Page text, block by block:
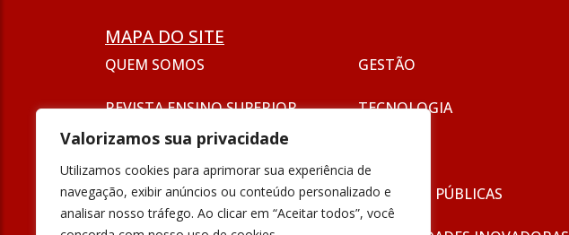
Valorizamos sua privacidade
Utilizamos cookies para aprimorar sua experiência de
navegação, exibir anúncios ou conteúdo personalizado e
analisar nosso tráfego. Ao clicar em “Aceitar todos”, você
MAPA DO SITE
QUEM SOMOS
REVISTA ENSINO SUPERIOR
SEJA UM ANUNCIANTE
FORMAÇÃO
INOVAÇÃO
GESTÃO
TECNOLOGIA
POLÍTICAS PÚBLICAS